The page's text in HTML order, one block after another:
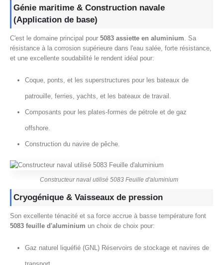
Génie maritime & Construction navale
(Application de base)
C'est le domaine principal pour 5083 assiette en aluminium . Sa
résistance à la corrosion supérieure dans l'eau salée, forte résistance,
et une excellente soudabilité le rendent idéal pour:
Coque, ponts, et les superstructures pour les bateaux de
patrouille, ferries, yachts, et les bateaux de travail.
Composants pour les plates-formes de pétrole et de gaz
offshore.
Construction du navire de pêche.
Constructeur naval utilisé 5083 Feuille d'aluminium
Cryogénique & Vaisseaux de pression
Son excellente ténacité et sa force accrue à basse température font
5083 feuille d'aluminium un choix de choix pour:
Gaz naturel liquéfié (GNL) Réservoirs de stockage et navires de